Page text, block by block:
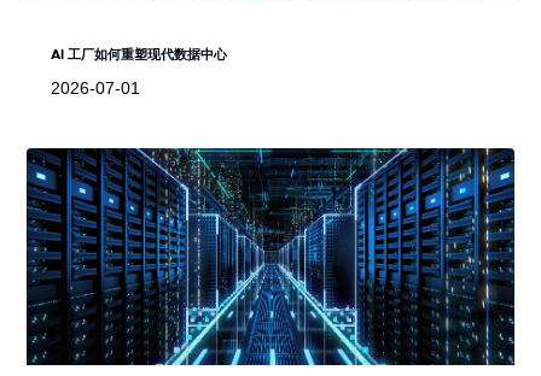
AI 工厂如何重塑现代数据中心
2026-07-01